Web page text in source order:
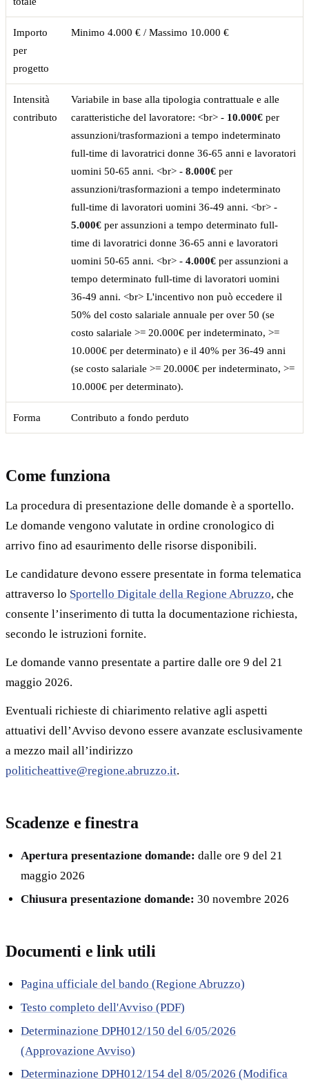
Importo
per
progetto
Minimo 4.000 € / Massimo 10.000 €
Intensità
contributo
Variabile in base alla tipologia contrattuale e alle
caratteristiche del lavoratore: <br> - 10.000€per
assunzioni/trasformazioni a tempo indeterminato
full-time di lavoratrici donne 36-65 anni e lavoratori
uomini 50-65 anni. <br> - 8.000€per
assunzioni/trasformazioni a tempo indeterminato
full-time di lavoratori uomini 36-49 anni. <br> -
5.000€per assunzioni a tempo determinato full-
time di lavoratrici donne 36-65 anni e lavoratori
uomini 50-65 anni. <br> - 4.000€per assunzioni a
tempo determinato full-time di lavoratori uomini
36-49 anni. <br> L'incentivo non può eccedere il
50% del costo salariale annuale per over 50 (se
costo salariale >= 20.000€ per indeterminato, >=
10.000€ per determinato) e il 40% per 36-49 anni
(se costo salariale >= 20.000€ per indeterminato, >=
10.000€ per determinato).
Forma Contributo a fondo perduto
Come funziona
La procedura di presentazione delle domande è a sportello.
Le domande vengono valutate in ordine cronologico di
arrivo fino ad esaurimento delle risorse disponibili.
Le candidature devono essere presentate in forma telematica
attraverso lo Sportello Digitale della Regione Abruzzo, che
consente l’inserimento di tutta la documentazione richiesta,
secondo le istruzioni fornite.
Le domande vanno presentate a partire dalle ore 9 del 21
maggio 2026.
Eventuali richieste di chiarimento relative agli aspetti
attuativi dell’Avviso devono essere avanzate esclusivamente
a mezzo mail all’indirizzo
politicheattive@regione.abruzzo.it.
Scadenze e finestra
Apertura presentazione domande: dalle ore 9 del 21
maggio 2026
Chiusura presentazione domande: 30 novembre 2026
Documenti e link utili
Pagina ufficiale del bando (Regione Abruzzo)
Testo completo dell'Avviso (PDF)
Determinazione DPH012/150 del 6/05/2026
(Approvazione Avviso)
Determinazione DPH012/154 del 8/05/2026 (Modifica